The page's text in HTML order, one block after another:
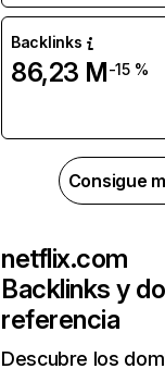
Backlinks
86,23 M-15 %
Consigue
netflix.com
Backlinks y
referencia
Descubre los